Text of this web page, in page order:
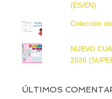
(ES/EN)
Colección
NUEVO
2026
ÚLTIMOS